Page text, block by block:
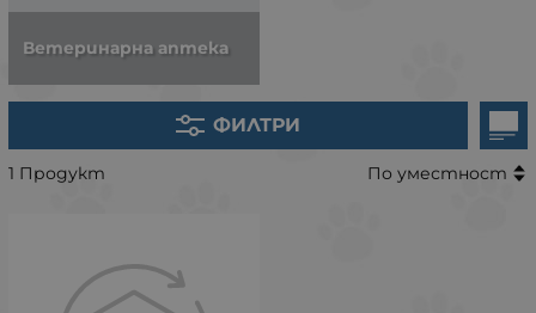
Ветеринарна аптека
ФИЛТРИ
1 Продукт По уместност